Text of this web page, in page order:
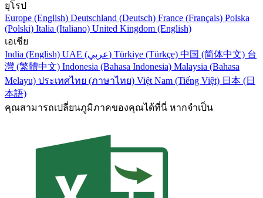
ยุโรป
Europe (English) Deutschland (Deutsch) France (Français) Polska
(Polski) Italia (Italiano) United Kingdom (English)
เอเชีย
India (English)
UAE (عربي) Türkiye (Türkçe) 中国 (简体中文) 台
灣 (繁體中文) Indonesia (Bahasa Indonesia) Malaysia (Bahasa
Melayu) ประเทศไทย (ภาษาไทย) Việt Nam (Tiếng Việt) 日本 (日
本語)
คุณสามารถเปลี่ยนภูมิภาคของคุณได้ที่นี่ หากจำเป็น